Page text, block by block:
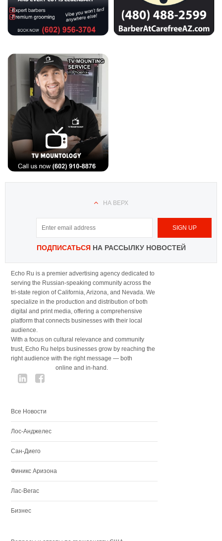
НА ВЕРХ
ПОДПИСАТЬСЯНА РАССЫЛКУ НОВОСТЕЙ
Echo Ru is a premier advertising agency dedicated to
serving the Russian-speaking community across the
tri-state region of California, Arizona, and Nevada. We
specialize in the production and distribution of both
digital and print media, offering a comprehensive
platform that connects businesses with their local
audience.
With a focus on cultural relevance and community
trust, Echo Ru helps businesses grow by reaching the
right audience with the right message — both
online and in-hand.
Все Новости
Лос-Анджелес
Сан-Диего
Финикс Аризона
Лас-Вегас
Бизнес